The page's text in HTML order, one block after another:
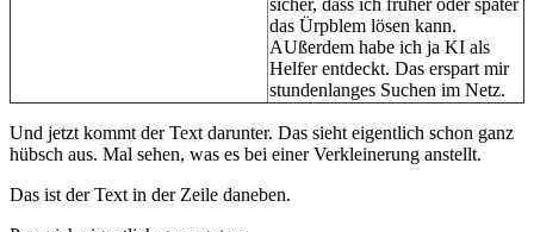
sicher, dass ich früher oder später
das Ürpblem lösen kann.
AUßerdem habe ich ja KI als
Helfer entdeckt. Das erspart mir
stundenlanges Suchen im Netz.
Und jetzt kommt der Text darunter. Das sieht eigentlich schon ganz
hübsch aus. Mal sehen, was es bei einer Verkleinerung anstellt.
Das ist der Text in der Zeile daneben.